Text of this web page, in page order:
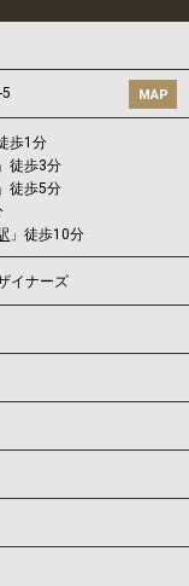
MAP
歩1分
」徒歩3分
」徒歩5分
」徒歩10分
イナーズ